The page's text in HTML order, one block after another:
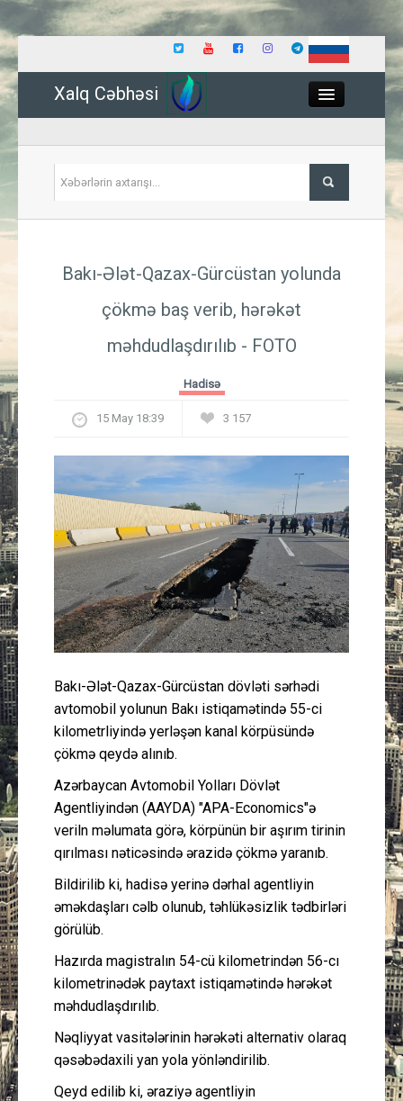
Xalq Cəbhəsi
İqtisadiyyat
Güney Azərbaycan
Mədəniyyət
Müsahibə
İdman
Layihə
Gündəm
Cəmiyyət
Əlaqə
Bakı-Ələt-Qazax-Gürcüstan yolunda
çökmə baş verib, hərəkət
məhdudlaşdırılıb - FOTO
Hadisə
15 May 18:39 3 157
Bakı-Ələt-Qazax-Gürcüstan dövləti sərhədi
avtomobil yolunun Bakı istiqamətində 55-ci
kilometrliyində yerləşən kanal körpüsündə
çökmə qeydə alınıb.
Azərbaycan Avtomobil Yolları Dövlət
Agentliyindən (AAYDA) "APA-Economics"ə
veriln məlumata görə, körpünün bir aşırım tirinin
qırılması nəticəsində ərazidə çökmə yaranıb.
Bildirilib ki, hadisə yerinə dərhal agentliyin
əməkdaşları cəlb olunub, təhlükəsizlik tədbirləri
görülüb.
Hazırda magistralın 54-cü kilometrindən 56-cı
kilometrinədək paytaxt istiqamətində hərəkət
məhdudlaşdırılıb.
Nəqliyyat vasitələrinin hərəkəti alternativ olaraq
qəsəbədaxili yan yola yönləndirilib.
Qeyd edilib ki, əraziyə agentliyin